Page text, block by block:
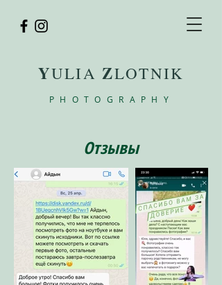
YULIAZLOTNIK
PHOTOGRAPHY
Отзывы